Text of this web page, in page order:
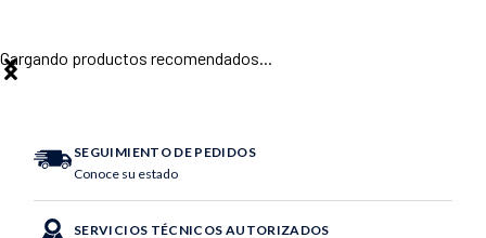
Cargando productos recomendados...
SEGUIMIENTO DE PEDIDOS
Conoce su estado
SERVICIOS TÉCNICOS AUTORIZADOS